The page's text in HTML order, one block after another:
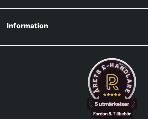
Information